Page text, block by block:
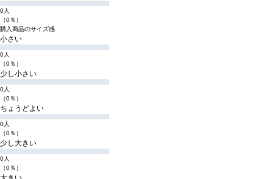
0人
（0％）
購入商品のサイズ感
小さい
0人
（0％）
少し小さい
0人
（0％）
ちょうどよい
0人
（0％）
少し大きい
0人
（0％）